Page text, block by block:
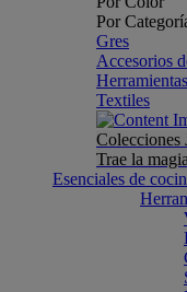
Por
Gres
Accesorios
Textiles
Colecciones
Trae la
Esenciales de